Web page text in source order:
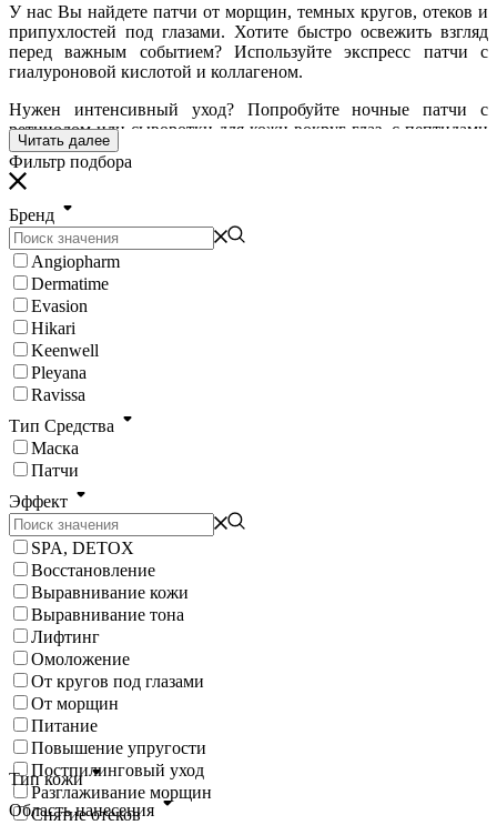
У нас Вы найдете патчи от морщин, темных кругов, отеков и
припухлостей под глазами. Хотите быстро освежить взгляд
перед важным событием? Используйте экспресс патчи с
гиалуроновой кислотой и коллагеном.
Нужен интенсивный уход? Попробуйте ночные патчи с
ретинолом или сыворотки для кожи вокруг глаз, с пептидами
и антиоксидантами. В нашем ассортименте представлены
гидрогелевые, тканевые и кремовые маски и патчи для всех
типов кожи, включая чувствительную.
Мы предлагаем только проверенные бренды и эффективные
формулы, чтобы Вы могли купить патчи для глаз, которые
действительно работают. Забудьте о следах усталости –
подарите своей коже вокруг глаз сияние и молодость!
Подберите себе патчи по типу проблемы: увлажняющие,
питательные, лифтинг-патчи, осветляющие патчи. Читайте
отзывы и выбирайте лучшие патчи для вашей кожи!
Читать далее
Фильтр подбора
Бренд
Angiopharm
Dermatime
Evasion
Hikari
Keenwell
Pleyana
Ravissa
Тип Средства
Маска
Патчи
Эффект
SPA, DETOX
Восстановление
Выравнивание кожи
Выравнивание тона
Лифтинг
Омоложение
От кругов под глазами
От морщин
Питание
Повышение упругости
Постпилинговый уход
Разглаживание морщин
Снятие отеков
Тип кожи
Область нанесения